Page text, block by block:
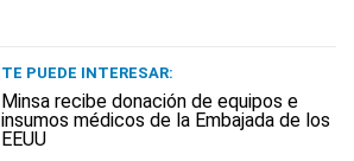
TE PUEDE INTERESAR:
Minsa recibe donación de equipos e
insumos médicos de la Embajada de los
EEUU